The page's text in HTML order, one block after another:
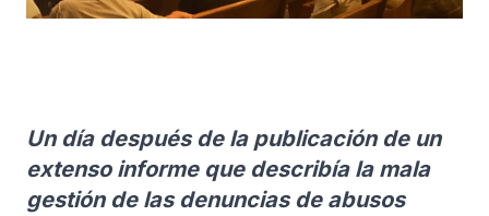
Un día después de la publicación de un
extenso informe que describía la mala
gestión de las denuncias de abusos